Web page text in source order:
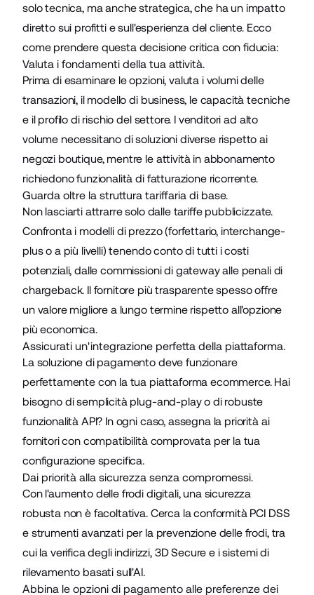
solo tecnica, ma anche strategica, che ha un impatto
diretto sui profitti e sull'esperienza del cliente. Ecco
come prendere questa decisione critica con fiducia:
Valuta i fondamenti della tua attività.
Prima di esaminare le opzioni, valuta i volumi delle
transazioni, il modello di business, le capacità tecniche
e il profilo di rischio del settore. I venditori ad alto
volume necessitano di soluzioni diverse rispetto ai
negozi boutique, mentre le attività in abbonamento
richiedono funzionalità di fatturazione ricorrente.
Guarda oltre la struttura tariffaria di base.
Non lasciarti attrarre solo dalle tariffe pubblicizzate.
Confronta i modelli di prezzo (forfettario, interchange-
plus o a più livelli) tenendo conto di tutti i costi
potenziali, dalle commissioni di gateway alle penali di
chargeback. Il fornitore più trasparente spesso offre
un valore migliore a lungo termine rispetto all'opzione
più economica.
Assicurati un'integrazione perfetta della piattaforma.
La soluzione di pagamento deve funzionare
perfettamente con la tua piattaforma ecommerce. Hai
bisogno di semplicità plug-and-play o di robuste
funzionalità API? In ogni caso, assegna la priorità ai
fornitori con compatibilità comprovata per la tua
configurazione specifica.
Dai priorità alla sicurezza senza compromessi.
Con l'aumento delle frodi digitali, una sicurezza
robusta non è facoltativa. Cerca laconformità PCI DSS
e strumenti avanzati per la prevenzione delle frodi, tra
cui la verifica degli indirizzi, 3D Secure e i sistemi di
rilevamento basati sull'AI.
Abbina le opzioni di pagamento alle preferenze dei